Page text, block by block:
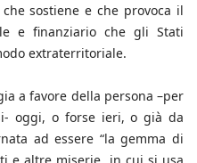
sostiene e che provoca il
e finanziario che gli Stati
extraterritoriale.
a favore della persona –per
oggi, o forse ieri, o già da
ad essere “la gemma di